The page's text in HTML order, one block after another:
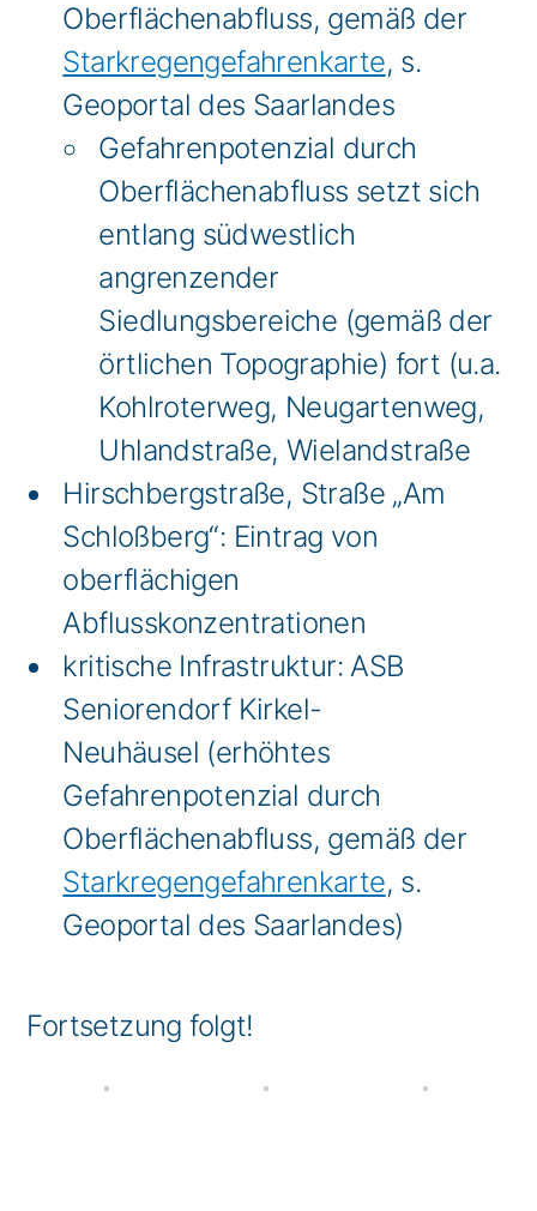
Oberflächenabfluss, gemäß der
Starkregengefahrenkarte, s.
Geoportal des Saarlandes
Gefahrenpotenzial durch
Oberflächenabfluss setzt sich
entlang südwestlich
angrenzender
Siedlungsbereiche (gemäß der
örtlichen Topographie) fort (u.a.
Kohlroterweg, Neugartenweg,
Uhlandstraße, Wielandstraße
Hirschbergstraße, Straße „Am
Schloßberg“: Eintrag von
oberflächigen
Abflusskonzentrationen
kritische Infrastruktur: ASB
Seniorendorf Kirkel-
Neuhäusel (erhöhtes
Gefahrenpotenzial durch
Oberflächenabfluss, gemäß der
Starkregengefahrenkarte, s.
Geoportal des Saarlandes)
Fortsetzung folgt!